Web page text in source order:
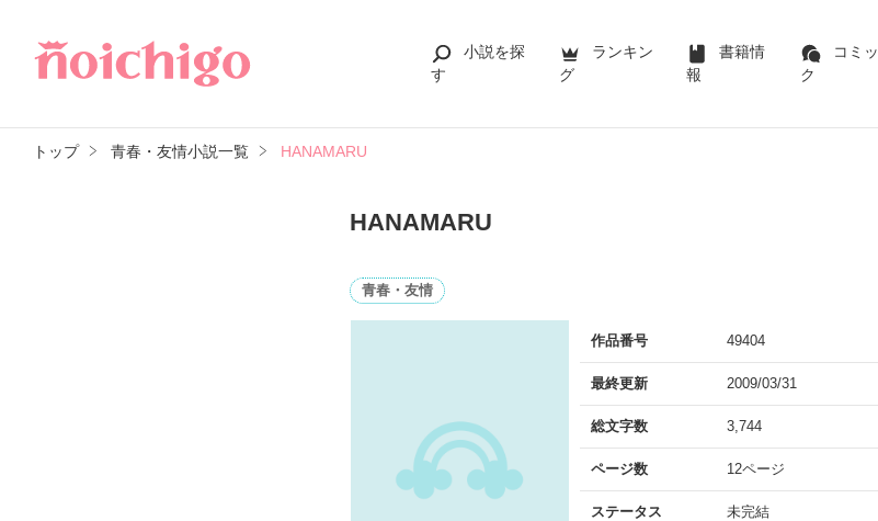
小説を探
す
ランキン
グ
書籍情
報
コミッ
ク
トップ 青春・友情小説一覧 HANAMARU
HANAMARU
青春・友情
作品番号 49404
最終更新 2009/03/31
総文字数 3,744
ページ数 12ページ
ステータス 未完結